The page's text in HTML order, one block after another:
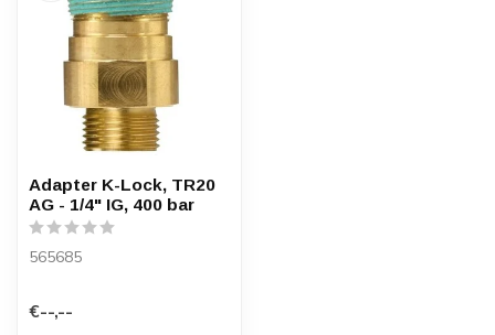
Adapter K-Lock, TR20
AG - 1/4" IG, 400 bar
565685
€--,--